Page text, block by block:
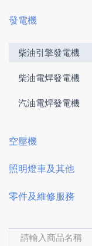
發電機
柴油引擎發電機
柴油電焊發電機
汽油電焊發電機
空壓機
照明燈車及其他
零件及維修服務